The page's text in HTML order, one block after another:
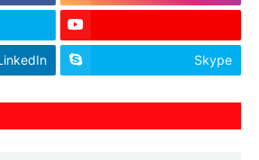
Skype